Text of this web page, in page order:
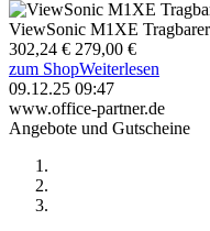
ViewSonic M1XE
302,24 € 279,00 €
zum ShopWeiterlesen
09.12.25 09:47
www.office-partner.de
Angebote und Gutscheine